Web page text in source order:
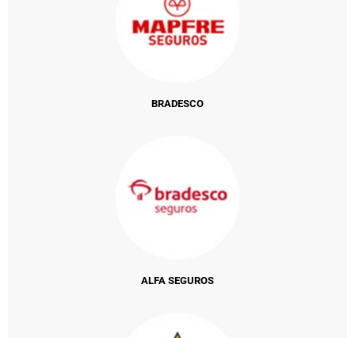
BRADESCO
ALFA SEGUROS